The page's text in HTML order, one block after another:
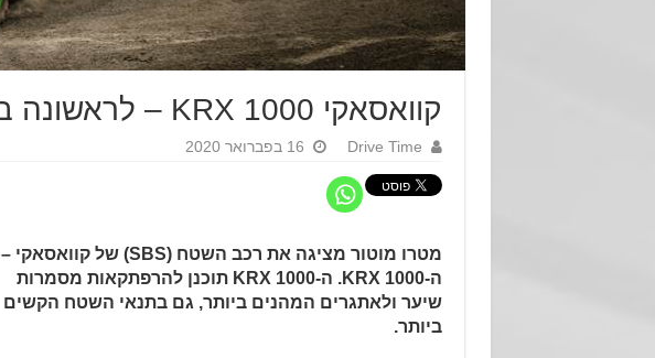
קוואסאקי KRX 1000 – לראשונה בישראל
Drive Time 16 בפברואר 2020
מטרו מוטור מציגה את רכב השטח (SBS) של קוואסאקי –
ה-KRX 1000.
ה-KRX 1000 תוכנן להרפתקאות מסמרות
שיער ולאתגרים המהנים ביותר, גם בתנאי השטח הקשים
ביותר.